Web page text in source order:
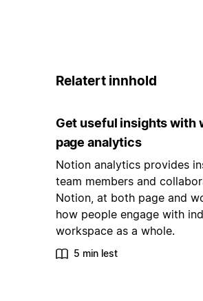
Relatert innhold
Get useful insights with
page analytics
Notion analytics provides
team members and
Notion, at both page and
how people engage with
workspace as a whole.
5 min lest